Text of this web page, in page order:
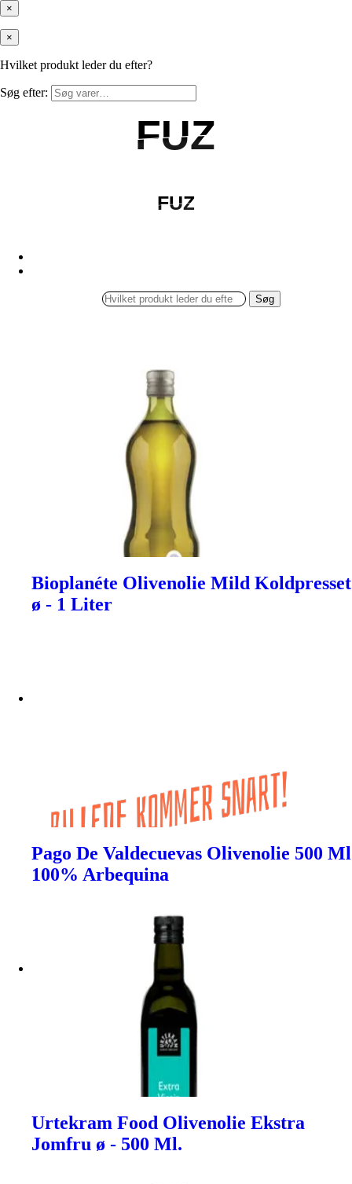
×
×
Hvilket produkt leder du efter?
Søg efter:
FUZ
FUZ
FUZ
FUZ
Søg
Bioplanéte Olivenolie Mild Koldpresset
ø - 1 Liter
Pago De Valdecuevas Olivenolie 500 Ml
100% Arbequina
Urtekram Food Olivenolie Ekstra
Jomfru ø - 500 Ml.